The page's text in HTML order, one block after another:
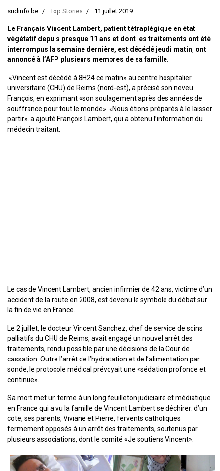
sudinfo.be Top Stories 11 juillet 2019
Le Français Vincent Lambert, patient tétraplégique en état
végétatif depuis presque 11 ans et dont les traitements ont été
interrompus la semaine dernière, est décédé jeudi matin, ont
annoncé à l’AFP plusieurs membres de sa famille.
«Vincent est décédé à 8H24 ce matin» au centre hospitalier
universitaire (CHU) de Reims (nord-est), a précisé son neveu
François, en exprimant «son soulagement après des années de
souffrance pour tout le monde». «Nous étions préparés à le laisser
partir», a ajouté François Lambert, qui a obtenu l’information du
médecin traitant.
Le cas de Vincent Lambert, ancien infirmier de 42 ans, victime d’un
accident de la route en 2008, est devenu le symbole du débat sur
la fin de vie en France.
Le 2 juillet, le docteur Vincent Sanchez, chef de service de soins
palliatifs du CHU de Reims, avait engagé un nouvel arrêt des
traitements, rendu possible par une décisions de la Cour de
cassation. Outre l’arrêt de l’hydratation et de l’alimentation par
sonde, le protocole médical prévoyait une «sédation profonde et
continue».
Sa mort met un terme à un long feuilleton judiciaire et médiatique
en France qui a vu la famille de Vincent Lambert se déchirer: d’un
côté, ses parents, Viviane et Pierre, fervents catholiques
fermement opposés à un arrêt des traitements, soutenus par
plusieurs associations, dont le comité «Je soutiens Vincent».